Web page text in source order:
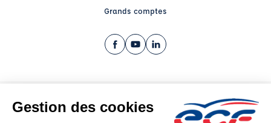
Grands comptes
Facebook (nouvelle fenêtre)
YouTube (nouvelle fenêtre)
LinkedIn (nouvelle fenêtre)
CGV
Mentions légales